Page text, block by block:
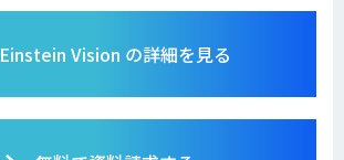
Einstein Vision の詳細を見る